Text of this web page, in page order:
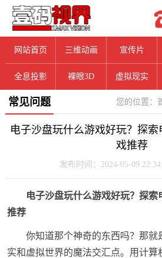
网站首页 三维动画 宣传片
全息投影 裸眼3D 虚拟现实
您的位置：
常见问题
电子沙盘玩什么游戏好玩？探
戏推荐
发布时间：2024-05-09
电子沙盘玩什么游戏好玩？探
推荐
你知道那个神奇的东西吗？那就
实和虚拟世界的魔法交汇点。用计算